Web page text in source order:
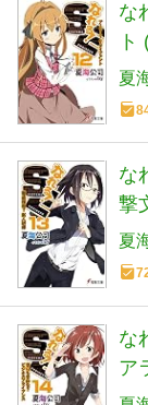
な
夏
な
撃
夏
な
ア